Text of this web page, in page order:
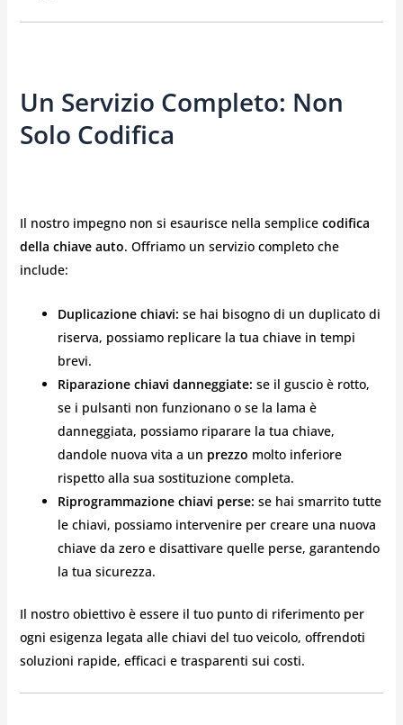
Un Servizio Completo: Non
Solo Codifica
Il nostro impegno non si esaurisce nella semplice codifica
della chiave auto. Offriamo un servizio completo che
include:
Duplicazione chiavi: se hai bisogno di un duplicato di
riserva, possiamo replicare la tua chiave in tempi
brevi.
Riparazione chiavi danneggiate: se il guscio è rotto,
se i pulsanti non funzionano o se la lama è
danneggiata, possiamo riparare la tua chiave,
dandole nuova vita a un prezzo molto inferiore
rispetto alla sua sostituzione completa.
Riprogrammazione chiavi perse: se hai smarrito tutte
le chiavi, possiamo intervenire per creare una nuova
chiave da zero e disattivare quelle perse, garantendo
la tua sicurezza.
Il nostro obiettivo è essere il tuo punto di riferimento per
ogni esigenza legata alle chiavi del tuo veicolo, offrendoti
soluzioni rapide, efficaci e trasparenti sui costi.